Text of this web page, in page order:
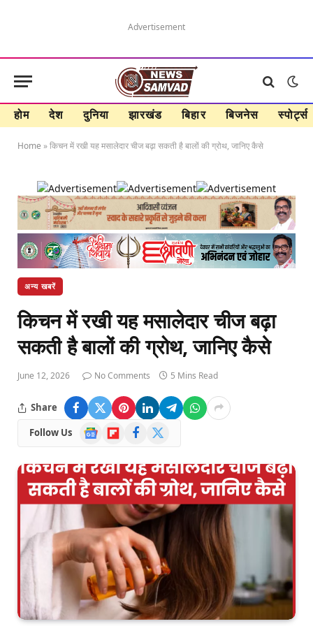
Advertisement
होम देश दुनिया झारखंड बिहार बिजनेस स्पोर्ट्स
Home »किचन में रखी यह मसालेदार चीज बढ़ा सकती है बालों की ग्रोथ, जानिए कैसे
अन्य खबरें
किचन में रखी यह मसालेदार चीज बढ़ा
सकती है बालों की ग्रोथ, जानिए कैसे
June 12, 2026 No Comments 5 Mins Read
Share
Follow Us
Google
News
FlipboardFacebook